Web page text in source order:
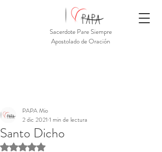
Sacerdote Pare Siempre
Apostolado de Oración
Santo Dicho
PAPA Mio
2 dic 2021 1 min de lectura
Obtuvo NaN de 5 estrellas.